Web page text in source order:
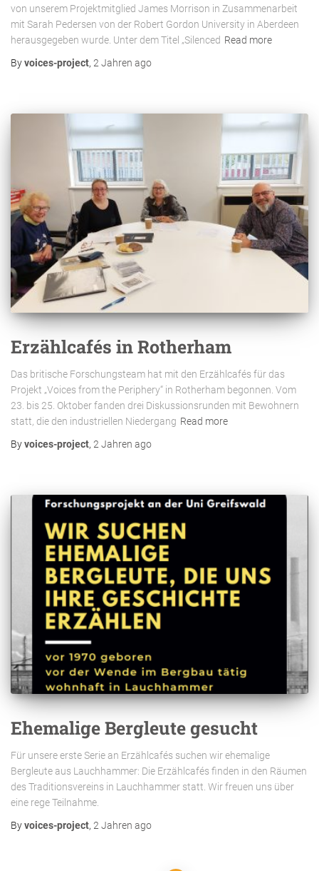
von unserem Projektmitglied James Morrison in Zusammenarbeit
mit Sarah Pedersen von der Robert Gordon University in Aberdeen
herausgegeben wurde. Unter dem Titel „Silenced Read more
Byvoices-project, 2 Jahren ago
Erzählcafés in Rotherham
Das britische Forschungsteam hat mit den Erzählcafés für das
Projekt „Voices from the Periphery“ in Rotherham begonnen. Vom
23. bis 25. Oktober fanden drei Diskussionsrunden mit Bewohnern
statt, die den industriellen Niedergang Read more
Byvoices-project, 2 Jahren ago
Ehemalige Bergleute gesucht
Für unsere erste Serie an Erzählcafés suchen wir ehemalige
Bergleute aus Lauchhammer: Die Erzählcafés finden in den Räumen
des Traditionsvereins in Lauchhammer statt. Wir freuen uns über
eine rege Teilnahme.
Byvoices-project, 2 Jahren ago